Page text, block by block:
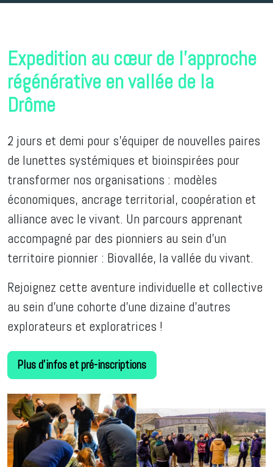
Expedition au cœur de l'approche
régénérative en vallée de la
Drôme
2 jours et demi pour s'équiper de nouvelles paires
de lunettes systémiques et bioinspirées pour
transformer nos organisations : modèles
économiques, ancrage territorial, coopération et
alliance avec le vivant. Un parcours apprenant
accompagné par des pionniers au sein d'un
territoire pionnier : Biovallée, la vallée du vivant.
Rejoignez cette aventure individuelle et collective
au sein d’une cohorte d’une dizaine d’autres
explorateurs et exploratrices !
Plus d'infos et pré-inscriptions